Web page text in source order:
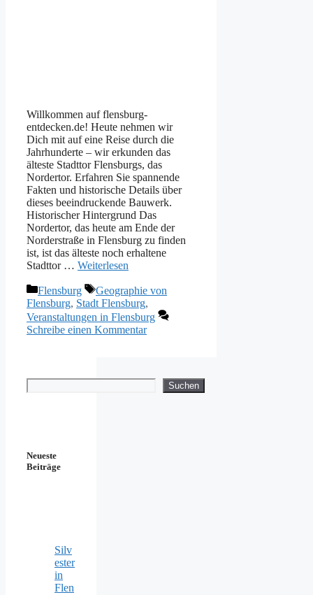
Willkommen auf flensburg-
entdecken.de! Heute nehmen wir
Dich mit auf eine Reise durch die
Jahrhunderte – wir erkunden das
älteste Stadttor Flensburgs, das
Nordertor. Erfahren Sie spannende
Fakten und historische Details über
dieses beeindruckende Bauwerk.
Historischer Hintergrund Das
Nordertor, das heute am Ende der
Norderstraße in Flensburg zu finden
ist, ist das älteste noch erhaltene
Stadttor … Weiterlesen
Kategorien
Flensburg Schlagwörter
Geographie von
Flensburg, Stadt Flensburg,
Veranstaltungen in Flensburg
Schreibe einen Kommentar
Suchen Suchen
Neueste
Beiträge
Silv
ester
in
Flen